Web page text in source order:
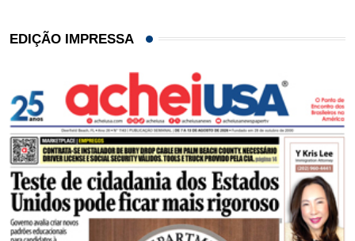
EDIÇÃO IMPRESSA